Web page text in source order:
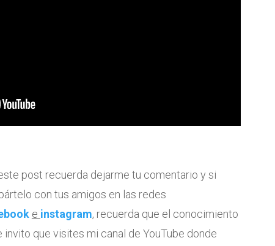
post recuerda dejarme tu comentario y si
con tus amigos en las redes
e instagram, recuerda que el conocimiento
invito que visites mi canal de YouTube donde